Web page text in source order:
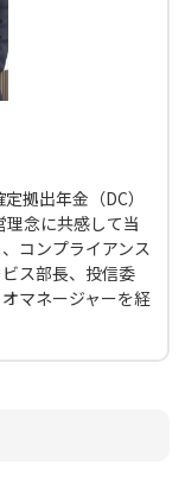
拠出年金（DC）
念に共感して当
コンプライアンス
ス部長、投信委
マネージャーを経